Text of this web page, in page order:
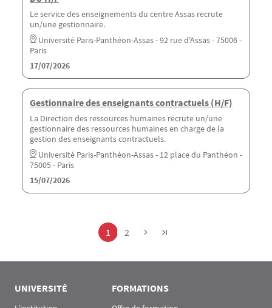
Le service des enseignements du centre Assas recrute
un/une gestionnaire.
Université Paris-Panthéon-Assas - 92 rue d'Assas - 75006 -
Paris
17/07/2026
Gestionnaire des enseignants contractuels (H/F)
La Direction des ressources humaines recrute un/une
gestionnaire des ressources humaines en charge de la
gestion des enseignants contractuels.
Université Paris-Panthéon-Assas - 12 place du Panthéon -
75005 - Paris
15/07/2026
Page
1 Page
2
UNIVERSITÉ FORMATIONS